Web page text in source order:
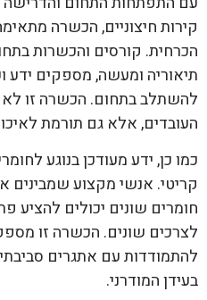
קירות חיצוניים, הכשרה
הכרחית. קורסים והכשרות
תיאוריה ומעשה, מספקים ידע
להשתלב בתחום. הכשרה זו לא
העובדים, אלא גם תורמת
כמו כן, ידע מעודכן בנוגע
קריטי. אנשי מקצוע שמבינים
חומרים שונים יכולים להציע
לצרכים שונים. הכשרה זו
להתמודדות עם אתגרים
בעידן המודרני.